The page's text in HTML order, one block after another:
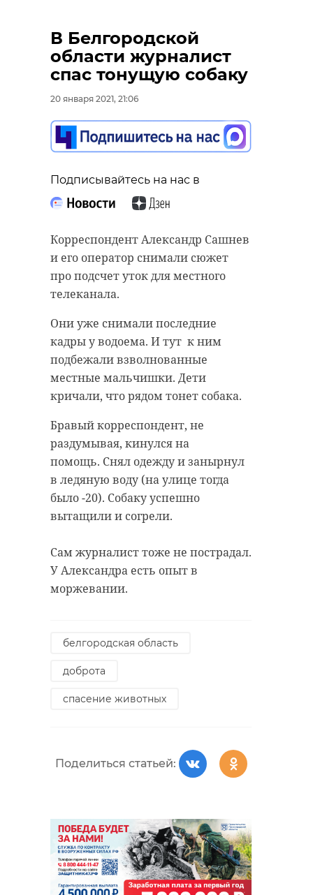
В Белгородской
области журналист
спас тонущую собаку
20 января 2021, 21:06
Подписывайтесь на нас в
Корреспондент Александр Сашнев
и его оператор снимали сюжет
про подсчет уток для местного
телеканала.
Они уже снимали последние
кадры у водоема. И тут к ним
подбежали взволнованные
местные мальчишки. Дети
кричали, что рядом тонет собака.
Бравый корреспондент, не
раздумывая, кинулся на
помощь. Снял одежду и занырнул
в ледяную воду (на улице тогда
было -20). Собаку успешно
вытащили и согрели.
Сам журналист тоже не пострадал.
У Александра есть опыт в
моржевании.
белгородская область
доброта
спасение животных
Поделиться статьей: